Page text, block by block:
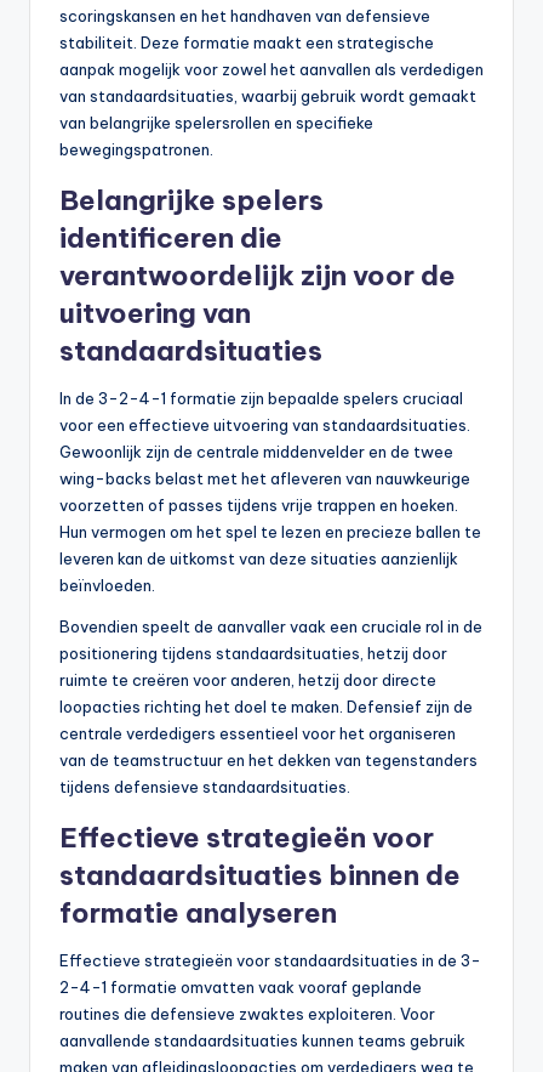
scoringskansen en het handhaven van defensieve
stabiliteit. Deze formatie maakt een strategische
aanpak mogelijk voor zowel het aanvallen als verdedigen
van standaardsituaties, waarbij gebruik wordt gemaakt
van belangrijke spelersrollen en specifieke
bewegingspatronen.
Belangrijke spelers
identificeren die
verantwoordelijk zijn voor de
uitvoering van
standaardsituaties
In de 3-2-4-1 formatie zijn bepaalde spelers cruciaal
voor een effectieve uitvoering van standaardsituaties.
Gewoonlijk zijn de centrale middenvelder en de twee
wing-backs belast met het afleveren van nauwkeurige
voorzetten of passes tijdens vrije trappen en hoeken.
Hun vermogen om het spel te lezen en precieze ballen te
leveren kan de uitkomst van deze situaties aanzienlijk
beïnvloeden.
Bovendien speelt de aanvaller vaak een cruciale rol in de
positionering tijdens standaardsituaties, hetzij door
ruimte te creëren voor anderen, hetzij door directe
loopacties richting het doel te maken. Defensief zijn de
centrale verdedigers essentieel voor het organiseren
van de teamstructuur en het dekken van tegenstanders
tijdens defensieve standaardsituaties.
Effectieve strategieën voor
standaardsituaties binnen de
formatie analyseren
Effectieve strategieën voor standaardsituaties in de 3-
2-4-1 formatie omvatten vaak vooraf geplande
routines die defensieve zwaktes exploiteren. Voor
aanvallende standaardsituaties kunnen teams gebruik
maken van afleidingsloopacties om verdedigers weg te